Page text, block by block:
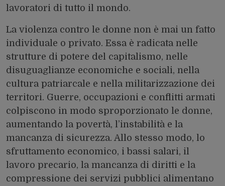
lavoratori di tutto il mondo.
La violenza contro le donne non è mai un fatto
individuale o privato. Essa è radicata nelle
strutture di potere del capitalismo, nelle
disuguaglianze economiche e sociali, nella
cultura patriarcale e nella militarizzazione dei
territori. Guerre, occupazioni e conflitti armati
colpiscono in modo sproporzionato le donne,
aumentando la povertà, l’instabilità e la
mancanza di sicurezza. Allo stesso modo, lo
sfruttamento economico, i bassi salari, il
lavoro precario, la mancanza di diritti e la
compressione dei servizi pubblici alimentano